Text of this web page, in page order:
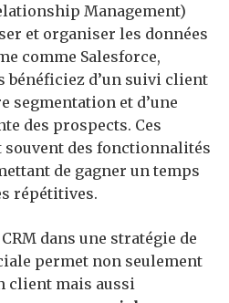
Management)
et organiser les données
comme Salesforce,
bénéficiez d’un suivi client
segmentation et d’une
des prospects. Ces
des fonctionnalités
de gagner un temps
répétitives.
dans une stratégie de
permet non seulement
client mais aussi